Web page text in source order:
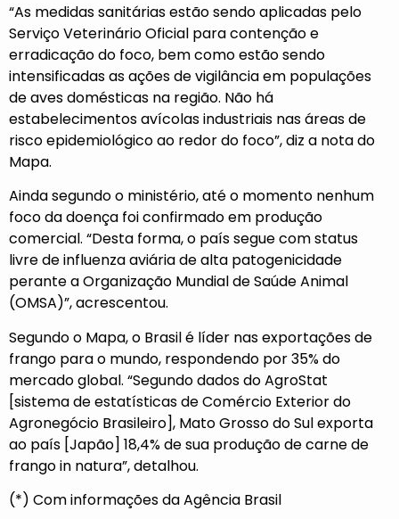
“As medidas sanitárias estão sendo aplicadas pelo
Serviço Veterinário Oficial para contenção e
erradicação do foco, bem como estão sendo
intensificadas as ações de vigilância em populações
de aves domésticas na região. Não há
estabelecimentos avícolas industriais nas áreas de
risco epidemiológico ao redor do foco”, diz a nota do
Mapa.
Ainda segundo o ministério, até o momento nenhum
foco da doença foi confirmado em produção
comercial. “Desta forma, o país segue com status
livre de influenza aviária de alta patogenicidade
perante a Organização Mundial de Saúde Animal
(OMSA)”, acrescentou.
Segundo o Mapa, o Brasil é líder nas exportações de
frango para o mundo, respondendo por 35% do
mercado global. “Segundo dados do AgroStat
[sistema de estatísticas de Comércio Exterior do
Agronegócio Brasileiro], Mato Grosso do Sul exporta
ao país [Japão] 18,4% de sua produção de carne de
frango in natura”, detalhou.
(*) Com informações da Agência Brasil